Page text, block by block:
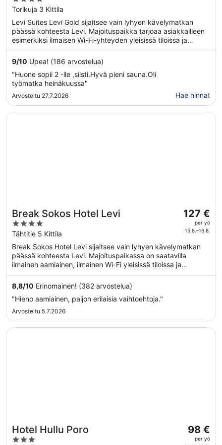
out
of
5
Torikuja 3 Kittila
Levi Suites Levi Gold sijaitsee vain lyhyen kävelymatkan
päässä kohteesta Levi. Majoituspaikka tarjoaa asiakkailleen
esimerkiksi ilmaisen Wi-Fi-yhteyden yleisissä tiloissa ja
omatoimisen pysäköinnin (lisämaksusta). Tässä vuonna 2008
rakennetussa 4 tähden asuinrakennuksessa on 31
huoneistoa 3 kerroksessa. Jokaisessa huoneistossa tarjoaa
asiakkaiden käyttöön muun muassa ilmaisen Wi-Fi-yhteyden
ja keittonurkkauksen.
9/10 Upea! (186 arvostelua)
"Huone sopii 2 -lle ,siisti.Hyvä pieni sauna.Oli
työmatka heinäkuussa"
Arvosteltu 27.7.2026 Hae hinnat
Break Sokos Hotel Levi
4
out
of
5
Tähtitie 5 Kittila
Hinta
127 €
per
yö
ajalle
127 €
per yö
15.8.–16.8.
Break Sokos Hotel Levi sijaitsee vain lyhyen kävelymatkan
päässä kohteesta Levi. Majoituspaikassa on saatavilla
ilmainen aamiainen, ilmainen Wi-Fi yleisissä tiloissa ja
ravintola. Tämän majoituspaikan tarjoamiin
lemmikkipalveluihin kuuluu ruoka- ja vesikulhot.
8,8/10 Erinomainen! (382 arvostelua)
"Hieno aamiainen, paljon erilaisia vaihtoehtoja."
Arvosteltu 5.7.2026
Avautuu uuteen ikkunaan
Break Sokos Hotel Levi
Hotel Hullu Poro
3
Hinta
on
98 €
per yö
Avautuu uuteen ikkunaan
Hotel Hullu Poro